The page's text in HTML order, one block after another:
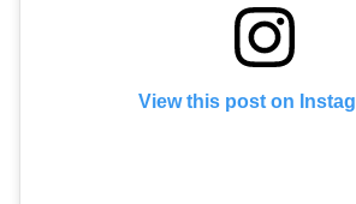
View this post on